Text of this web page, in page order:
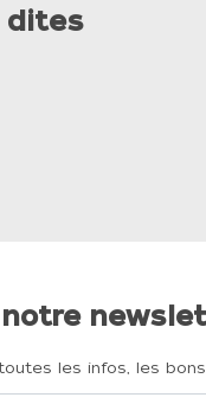
dites
les infos, les